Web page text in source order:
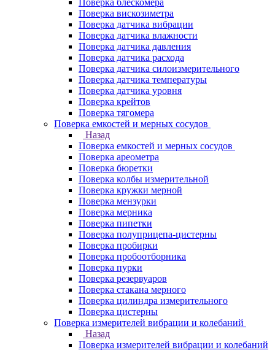
Поверка блескомера
Поверка вискозиметра
Поверка датчика вибрации
Поверка датчика влажности
Поверка датчика давления
Поверка датчика расхода
Поверка датчика силоизмерительного
Поверка датчика температуры
Поверка датчика уровня
Поверка крейтов
Поверка тягомера
Поверка емкостей и мерных сосудов
Назад
Поверка емкостей и мерных сосудов
Поверка ареометра
Поверка бюретки
Поверка колбы измерительной
Поверка кружки мерной
Поверка мензурки
Поверка мерника
Поверка пипетки
Поверка полуприцепа-цистерны
Поверка пробирки
Поверка пробоотборника
Поверка пурки
Поверка резервуаров
Поверка стакана мерного
Поверка цилиндра измерительного
Поверка цистерны
Поверка измерителей вибрации и колебаний
Назад
Поверка измерителей вибрации и колебаний